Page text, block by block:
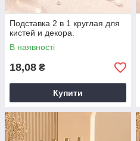
Подставка 2 в 1 круглая для
кистей и декора.
В наявності
18,08 ₴
Купити